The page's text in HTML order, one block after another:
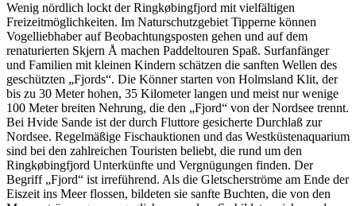
Wenig nördlich lockt der Ringkøbingfjord mit vielfältigen
Freizeitmöglichkeiten. Im Naturschutzgebiet Tipperne können
Vogelliebhaber auf Beobachtungsposten gehen und auf dem
renaturierten Skjern Å machen Paddeltouren Spaß. Surfanfänger
und Familien mit kleinen Kindern schätzen die sanften Wellen des
geschützten „Fjords“. Die Könner starten von Holmsland Klit, der
bis zu 30 Meter hohen, 35 Kilometer langen und meist nur wenige
100 Meter breiten Nehrung, die den „Fjord“ von der Nordsee trennt.
Bei Hvide Sande ist der durch Fluttore gesicherte Durchlaß zur
Nordsee. Regelmäßige Fischauktionen und das Westküstenaquarium
sind bei den zahlreichen Touristen beliebt, die rund um den
Ringkøbingfjord Unterkünfte und Vergnügungen finden. Der
Begriff „Fjord“ ist irreführend. Als die Gletscherströme am Ende der
Eiszeit ins Meer flossen, bildeten sie sanfte Buchten, die von den